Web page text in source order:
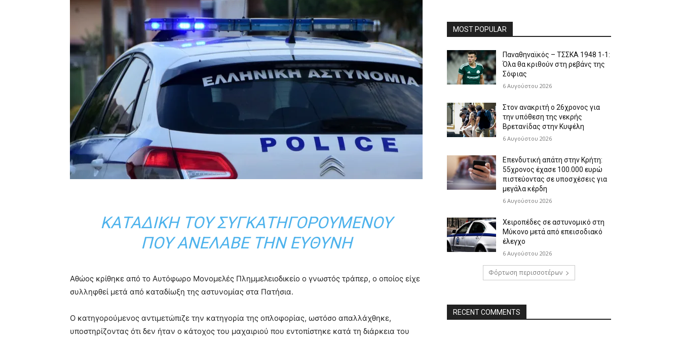
ΚΑΤΑΔΊΚΗ ΤΟΥ ΣΥΓΚΑΤΗΓΟΡΟΎΜΕΝΟΥ
ΠΟΥ ΑΝΈΛΑΒΕ ΤΗΝ ΕΥΘΎΝΗ
Αθώος κρίθηκε από το Αυτόφωρο Μονομελές Πλημμελειοδικείο ο γνωστός τράπερ, ο οποίος είχε
συλληφθεί μετά από καταδίωξη της αστυνομίας στα Πατήσια.
Ο κατηγορούμενος αντιμετώπιζε την κατηγορία της οπλοφορίας, ωστόσο απαλλάχθηκε,
υποστηρίζοντας ότι δεν ήταν ο κάτοχος του μαχαιριού που εντοπίστηκε κατά τη διάρκεια του
MOST POPULAR
Παναθηναϊκός – ΤΣΣΚΑ 1948 1-1:
Όλα θα κριθούν στη ρεβάνς της
Σόφιας
6 Αυγούστου 2026
Στον ανακριτή ο 26χρονος για
την υπόθεση της νεκρής
Βρετανίδας στην Κυψέλη
6 Αυγούστου 2026
Επενδυτική απάτη στην Κρήτη:
55χρονος έχασε 100.000 ευρώ
πιστεύοντας σε υποσχέσεις για
μεγάλα κέρδη
6 Αυγούστου 2026
Χειροπέδες σε αστυνομικό στη
Μύκονο μετά από επεισοδιακό
έλεγχο
6 Αυγούστου 2026
Φόρτωση περισσοτέρων
RECENT COMMENTS